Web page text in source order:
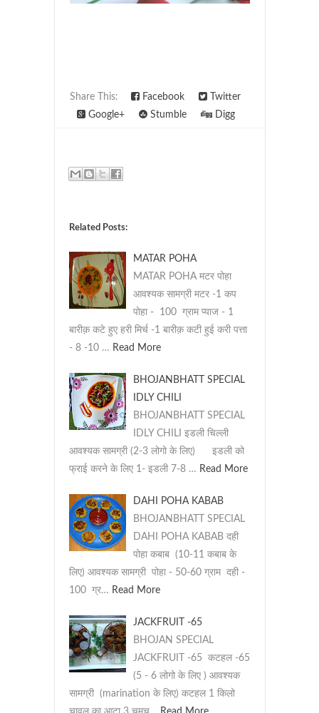
Share This: Facebook
Twitter
Google+
Stumble Digg
Related Posts:
MATAR POHA
MATAR POHA मटर पोहा
आवश्यक सामग्री मटर -1 कप
पोहा - 100 ग्राम प्याज - 1
बारीक़ कटे हुए हरी मिर्च -1 बारीक़ कटी हुई करी पत्ता
- 8 -10 … Read More
BHOJANBHATT SPECIAL
IDLY CHILI
BHOJANBHATT SPECIAL
IDLY CHILI इडली चिल्ली
आवश्यक सामग्री (2-3 लोगो के लिए) इडली को
फ्राई करने के लिए 1- इडली 7-8 … Read More
DAHI POHA KABAB
BHOJANBHATT SPECIAL
DAHI POHA KABAB दही
पोहा कबाब (10-11 कबाब के
लिए) आवश्यक सामग्री पोहा - 50-60 ग्राम दही -
100 ग्र… Read More
JACKFRUIT -65
BHOJAN SPECIAL
JACKFRUIT -65 कटहल -65
(5 - 6 लोगो के लिए ) आवश्यक
सामग्री (marination के लिए) कटहल 1 किलो